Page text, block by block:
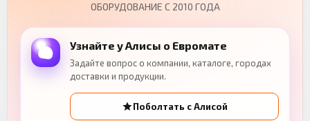
ОБОРУДОВАНИЕ С 2010 ГОДА
Узнайте у Алисы о Евромате
Задайте вопрос о компании, каталоге, городах
доставки и продукции.
Поболтать с Алисой